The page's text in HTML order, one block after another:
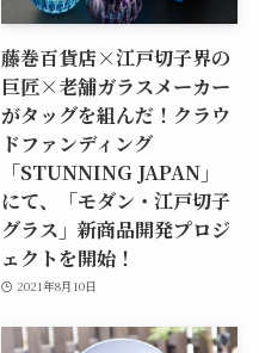
藤巻百貨店×江戸切子界の
巨匠×老舗ガラスメーカー
がタッグを組んだ！クラウ
ドファンディング
「STUNNING JAPAN」
にて、「モダン・江戸切子
グラス」新商品開発プロジ
ェクトを開始！
2021年8月10日